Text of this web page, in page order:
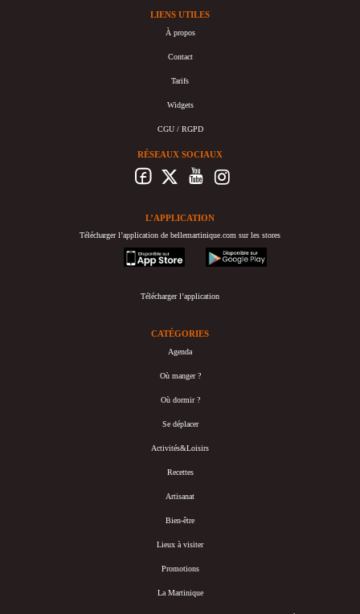
LIENS UTILES
À propos
Contact
Tarifs
Widgets
CGU / RGPD
RÉSEAUX SOCIAUX
L’APPLICATION
Télécharger l’application de bellemartinique.com sur les stores
appstore
googleplay
Télécharger l’application
CATÉGORIES
Agenda
Où manger ?
Où dormir ?
Se déplacer
Activités&Loisirs
Recettes
Artisanat
Bien-être
Lieux à visiter
Promotions
La Martinique